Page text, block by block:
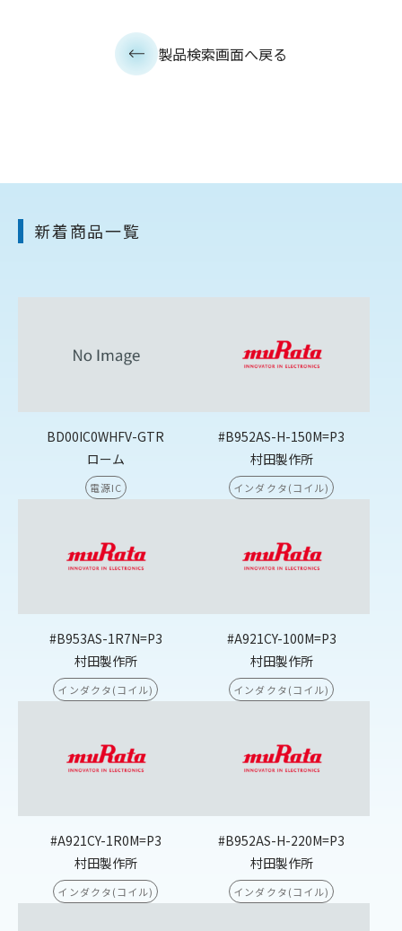
製品検索画面へ戻る
新着商品一覧
BD00IC0WHFV-GTR
ローム
電源IC
#B952AS-H-150M=P3
村田製作所
インダクタ(コイル)
#B953AS-1R7N=P3
村田製作所
インダクタ(コイル)
#A921CY-100M=P3
村田製作所
インダクタ(コイル)
#A921CY-1R0M=P3
村田製作所
インダクタ(コイル)
#B952AS-H-220M=P3
村田製作所
インダクタ(コイル)